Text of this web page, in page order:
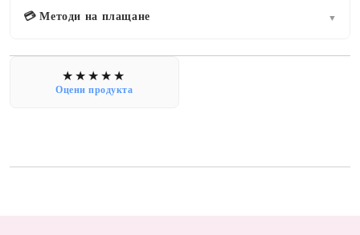
💳 Методи на плащане ▼
Оцени продукта